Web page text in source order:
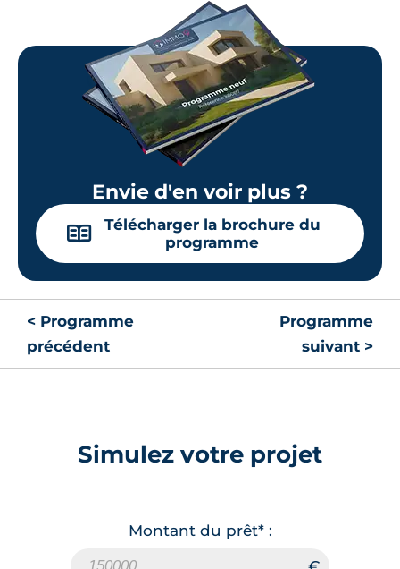
Envie d'en voir plus ?
📖
Télécharger la brochure du
programme
< Programme
précédent
Programme
suivant >
Simulez votre projet
Montant du prêt* :